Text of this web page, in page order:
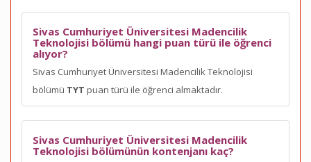
Sivas Cumhuriyet Üniversitesi Madencilik
Teknolojisi bölümü hangi puan türü ile öğrenci
alıyor?
Sivas Cumhuriyet Üniversitesi Madencilik Teknolojisi
bölümü TYT puan türü ile öğrenci almaktadır.
Sivas Cumhuriyet Üniversitesi Madencilik
Teknolojisi bölümünün kontenjanı kaç?